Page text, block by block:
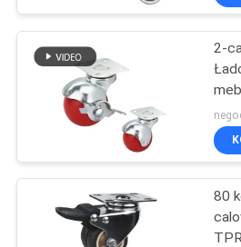
Kółka
2-
80